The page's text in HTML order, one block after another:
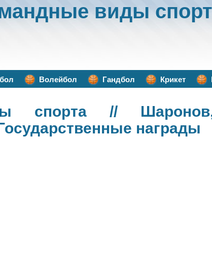
виды
Волейбол Гандбол Крикет
спорта // Шаронов,
награды